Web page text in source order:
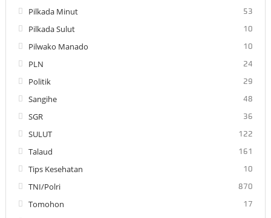
Pilkada Minut 53
Pilkada Sulut 10
Pilwako Manado 10
PLN 24
Politik 29
Sangihe 48
SGR 36
SULUT 122
Talaud 161
Tips Kesehatan 10
TNI/Polri 870
Tomohon 17